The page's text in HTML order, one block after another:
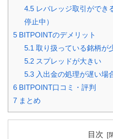
4.5レバレッジ取引ができ
停止中）
5 BITPOINTのデメリット
5.1 取り扱っている銘柄が
5.2スプレッドが大きい
5.3入出金の処理が遅い場
6 BITPOINT口コミ・評判
7 まとめ
目次